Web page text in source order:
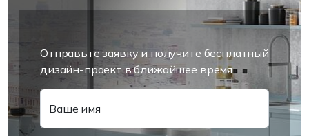
Отправьте заявку и получите бесплатный
дизайн-проект в ближайшее время
Ваше имя